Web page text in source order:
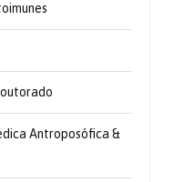
Antroposófica &